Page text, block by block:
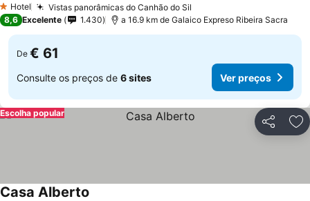
1 Estrelas
Hotel Vistas panorâmicas do Canhão do Sil
8,6 Excelente 1.430 a 16.9 km de Galaico Expreso Ribeira Sacra
De € 61
Consulte os preços de 6 sites Ver preços
Partilhar
Escolha popular
Casa Alberto